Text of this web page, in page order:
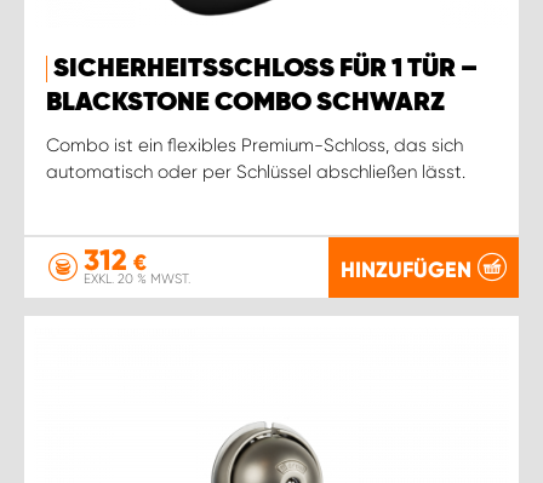
SICHERHEITSSCHLOSS FÜR 1 TÜR –
BLACKSTONE COMBO SCHWARZ
Combo ist ein flexibles Premium-Schloss, das sich
automatisch oder per Schlüssel abschließen lässt.
312 €
EXKL. 20 % MWST. HINZUFÜGEN